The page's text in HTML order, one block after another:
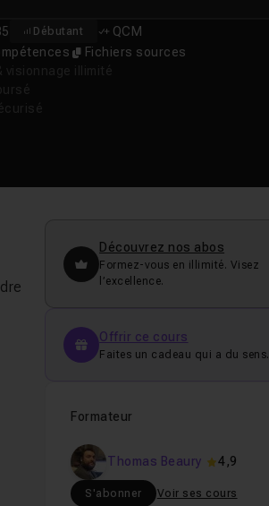
Débutant
QCM
Fichiers sources
Découvrez nos abos
Formez-vous en illimité. Visez
l’excellence.
Offrir ce cours
Faites un cadeau qui a du sens.
Formateur
Thomas Beaury 4,9
S'abonner Voir ses cours